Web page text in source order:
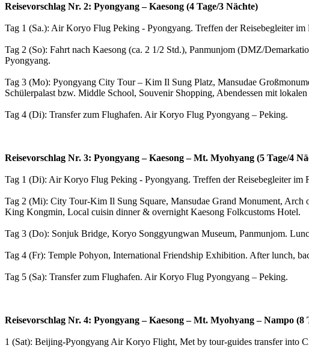
Reisevorschlag Nr. 2: Pyongyang – Kaesong (4 Tage/3 Nächte)
Tag 1 (Sa.): Air Koryo Flug Peking - Pyongyang. Treffen der Reisebegleiter
Tag 2 (So): Fahrt nach Kaesong (ca. 2 1/2 Std.), Panmunjom (DMZ/
Pyongyang.
Tag 3 (Mo): Pyongyang City Tour – Kim Il Sung Platz, Mansudae
Schülerpalast bzw. Middle School, Souvenir Shopping, Abendessen mit lokalen
Tag 4 (Di): Transfer zum Flughafen. Air Koryo Flug Pyongyang – Peking.
Reisevorschlag Nr. 3: Pyongyang – Kaesong – Mt. Myohyang (5 Tage/4
Tag 1 (Di): Air Koryo Flug Peking - Pyongyang. Treffen der Reisebegleiter im
Tag 2 (Mi): City Tour-Kim Il Sung Square, Mansudae Grand Monument,
King Kongmin, Local cuisin dinner & overnight Kaesong Folkcustoms Hotel.
Tag 3 (Do): Sonjuk Bridge, Koryo Songgyungwan Museum, Panmunjom.
Tag 4 (Fr): Temple Pohyon, International Friendship Exhibition. After lunch,
Tag 5 (Sa): Transfer zum Flughafen. Air Koryo Flug Pyongyang – Peking.
Reisevorschlag Nr. 4: Pyongyang – Kaesong – Mt. Myohyang – Nampo (8
1 (Sat): Beijing-Pyongyang Air Koryo Flight, Met by tour-guides transfer into